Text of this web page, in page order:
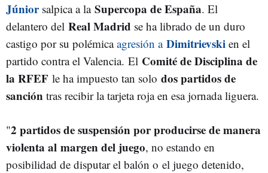
Júniorsalpica a la Supercopa de España. El
delantero del Real Madrid se ha librado de un duro
castigo por su polémicaagresión a Dimitrievski en el
partido contra el Valencia. El Comité de Disciplina de
la RFEF le ha impuesto tan solo dos partidos de
sanción tras recibir la tarjeta roja en esa jornada liguera.
"2 partidos de suspensión por producirse de manera
violenta al margen del juego, no estando en
posibilidad de disputar el balón o el juego detenido,